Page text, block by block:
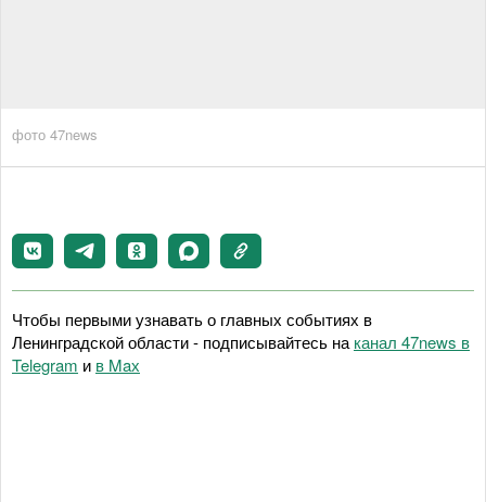
фото 47news
Чтобы первыми узнавать о главных событиях в
Ленинградской области - подписывайтесь на канал 47news в
Telegram и в Maх